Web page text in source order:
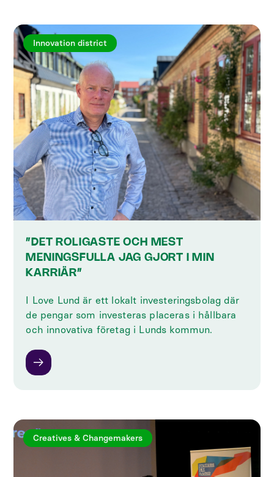
Innovation district
”DET ROLIGASTE OCH MEST
MENINGSFULLA JAG GJORT I MIN
KARRIÄR”
I Love Lund är ett lokalt investeringsbolag där
de pengar som investeras placeras i hållbara
och innovativa företag i Lunds kommun.
Creatives & Changemakers